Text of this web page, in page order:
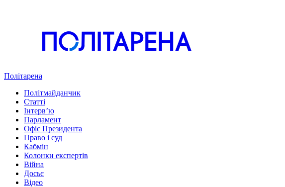
Політарена
Політмайданчик
Статті
Інтервʼю
Парламент
Офіс Президента
Право і суд
Кабмін
Колонки експертів
Війна
Досьє
Відео